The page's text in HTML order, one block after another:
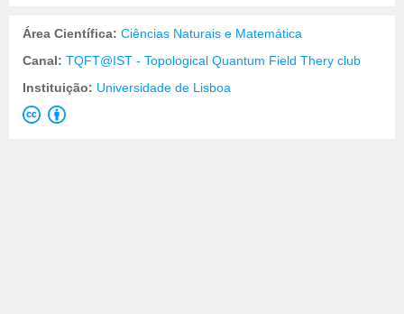
Área Científica: Ciências Naturais e Matemática
Canal: TQFT@IST - Topological Quantum Field Thery club
Instituição: Universidade de Lisboa